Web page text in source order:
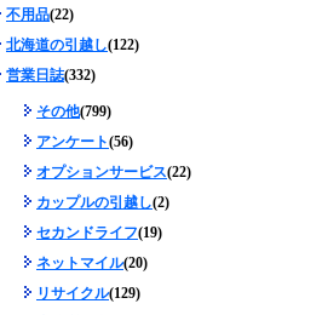
不用品(22)
北海道の引越し(122)
営業日誌(332)
その他(799)
アンケート(56)
オプションサービス(22)
カップルの引越し(2)
セカンドライフ(19)
ネットマイル(20)
リサイクル(129)